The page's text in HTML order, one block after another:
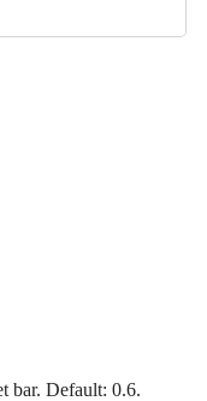
bar. Default: 0.6.